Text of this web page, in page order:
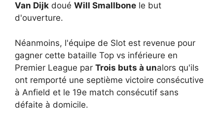
Van Dijk doué Will Smallbone le but
d'ouverture.
Néanmoins, l'équipe de Slot est revenue pour
gagner cette bataille Top vs inférieure en
Premier League par Trois buts à unalors qu'ils
ont remporté une septième victoire consécutive
à Anfield et le 19e match consécutif sans
défaite à domicile.